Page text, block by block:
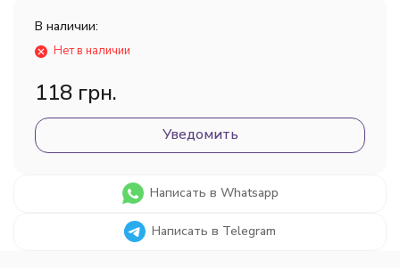
В наличии:
Нет в наличии
118 грн.
Уведомить
Написать в Whatsapp
Написать в Telegram